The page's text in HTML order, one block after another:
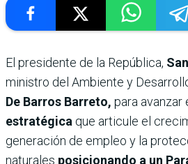
El presidente de la República,
ministro del Ambiente y
De Barros Barreto, para avanzar
estratégica que articule el
generación de empleo y la
naturales posicionando a un